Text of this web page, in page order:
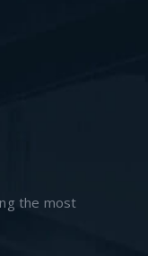
the most